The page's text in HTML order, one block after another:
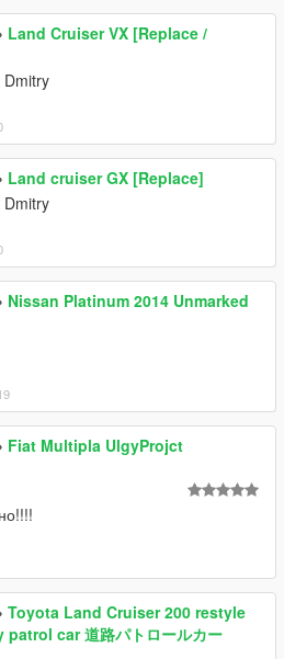
Land Cruiser VX [Replace /
Land cruiser GX [Replace]
Nissan Platinum 2014 Unmarked
Fiat Multipla UlgyProjct
Toyota Land Cruiser 200 restyle
car 道路パトロールカー